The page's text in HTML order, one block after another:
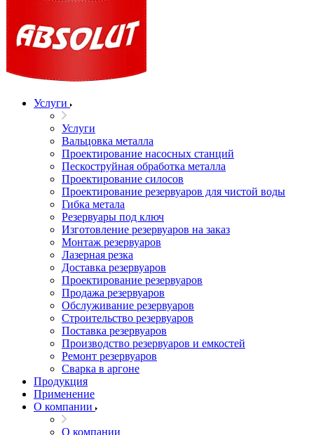
Услуги
Услуги
Вальцовка металла
Проектирование насосных станций
Пескоструйная обработка металла
Проектирование силосов
Проектирование резервуаров для чистой воды
Гибка метала
Резервуары под ключ
Изготовление резервуаров на заказ
Монтаж резервуаров
Лазерная резка
Доставка резервуаров
Проектирование резервуаров
Продажа резервуаров
Обслуживание резервуаров
Cтроительство резервуаров
Поставка резервуаров
Производство резервуаров и емкостей
Ремонт резервуаров
Сварка в аргоне
Продукция
Применение
О компании
О компании